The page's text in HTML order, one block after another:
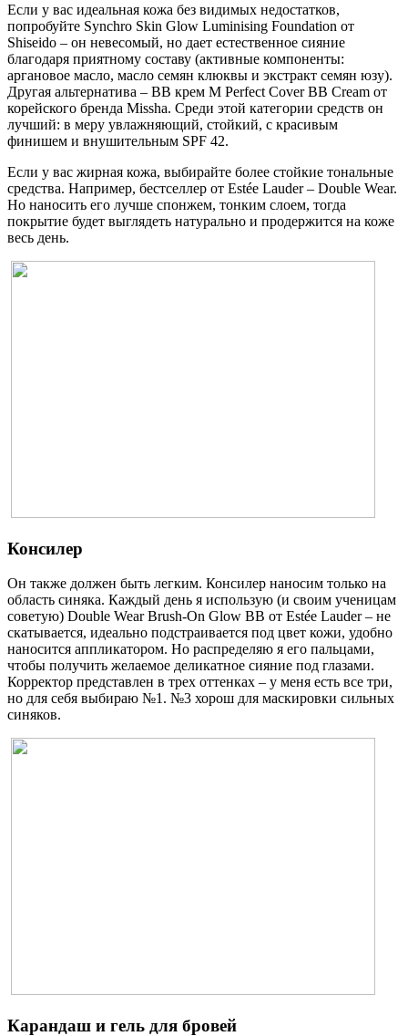
Если у вас идеальная кожа без видимых недостатков,
попробуйте Synchro Skin Glow Luminising Foundation от
Shiseido – он невесомый, но дает естественное сияние
благодаря приятному составу (активные компоненты:
аргановое масло, масло семян клюквы и экстракт семян юзу).
Другая альтернатива – BB крем M Perfect Cover BB Cream от
корейского бренда Missha. Среди этой категории средств он
лучший: в меру увлажняющий, стойкий, с красивым
финишем и внушительным SPF 42.
Если у вас жирная кожа, выбирайте более стойкие тональные
средства. Например, бестселлер от Estée Lauder – Double Wear.
Но наносить его лучше спонжем, тонким слоем, тогда
покрытие будет выглядеть натурально и продержится на коже
весь день.
Консилер
Он также должен быть легким. Консилер наносим только на
область синяка. Каждый день я использую (и своим ученицам
советую) Double Wear Brush-On Glow BB от Estée Lauder – не
скатывается, идеально подстраивается под цвет кожи, удобно
наносится аппликатором. Но распределяю я его пальцами,
чтобы получить желаемое деликатное сияние под глазами.
Корректор представлен в трех оттенках – у меня есть все три,
но для себя выбираю №1. №3 хорош для маскировки сильных
синяков.
Карандаш и гель для бровей